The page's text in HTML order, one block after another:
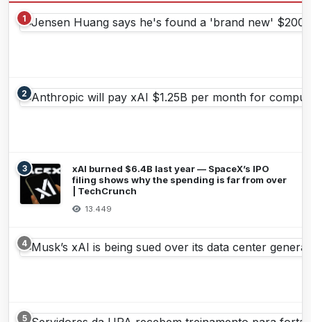
1
2
3
xAI burned $6.4B last year — SpaceX’s IPO
filing shows why the spending is far from over
| TechCrunch
13.449
4
5